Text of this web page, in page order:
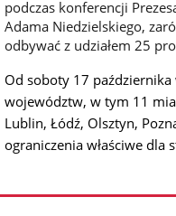
podczas konferencji
Adama Niedzielskiego,
odbywać z udziałem 25
Od soboty 17
województw, w tym 11
Lublin, Łódź, Olsztyn,
ograniczenia właściwe dla